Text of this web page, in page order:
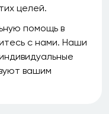
целей.
помощь в
с нами. Наши
вашим